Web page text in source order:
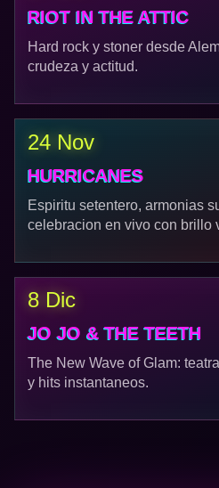
RIOT IN THE ATTIC
Hard rock y stoner desde
crudeza y actitud.
24 Nov
HURRICANES
Espiritu setentero, armonias
celebracion en vivo con brillo
8 Dic
JO JO & THE TEETH
The New Wave of Glam:
y hits instantaneos.